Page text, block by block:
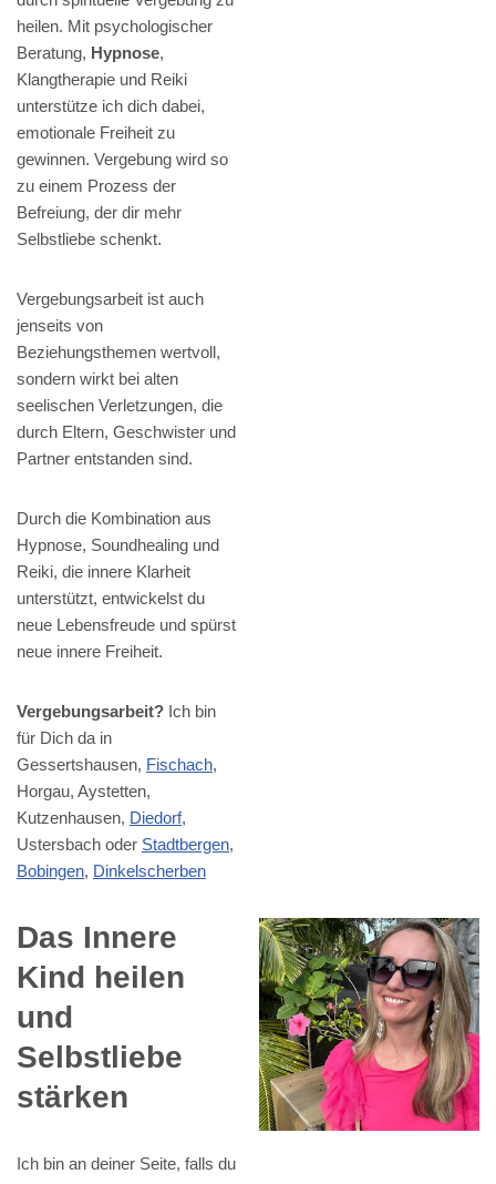
heilen. Mit psychologischer
Beratung, Hypnose,
Klangtherapie und Reiki
unterstütze ich dich dabei,
emotionale Freiheit zu
gewinnen. Vergebung wird so
zu einem Prozess der
Befreiung, der dir mehr
Selbstliebe schenkt.
Vergebungsarbeit ist auch
jenseits von
Beziehungsthemen wertvoll,
sondern wirkt bei alten
seelischen Verletzungen, die
durch Eltern, Geschwister und
Partner entstanden sind.
Durch die Kombination aus
Hypnose, Soundhealing und
Reiki, die innere Klarheit
unterstützt, entwickelst du
neue Lebensfreude und spürst
neue innere Freiheit.
Vergebungsarbeit? Ich bin
für Dich da in
Gessertshausen, Fischach,
Horgau, Aystetten,
Kutzenhausen, Diedorf,
Ustersbach oder Stadtbergen,
Bobingen, Dinkelscherben
Das Innere
Kind heilen
und
Selbstliebe
stärken
Ich bin an deiner Seite, falls du